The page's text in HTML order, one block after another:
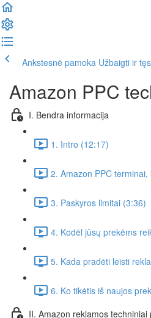
Ankstesnė pamoka Užbaigti ir
Amazon PPC
I. Bendra informacija
1. Intro (12:17)
2. Amazon PPC
3. Paskyros limitai (3:36)
4. Kodėl jūsų prekėms
5. Kada pradėti leisti
6. Ko tikėtis iš naujos
II. Amazon reklamos techniniai